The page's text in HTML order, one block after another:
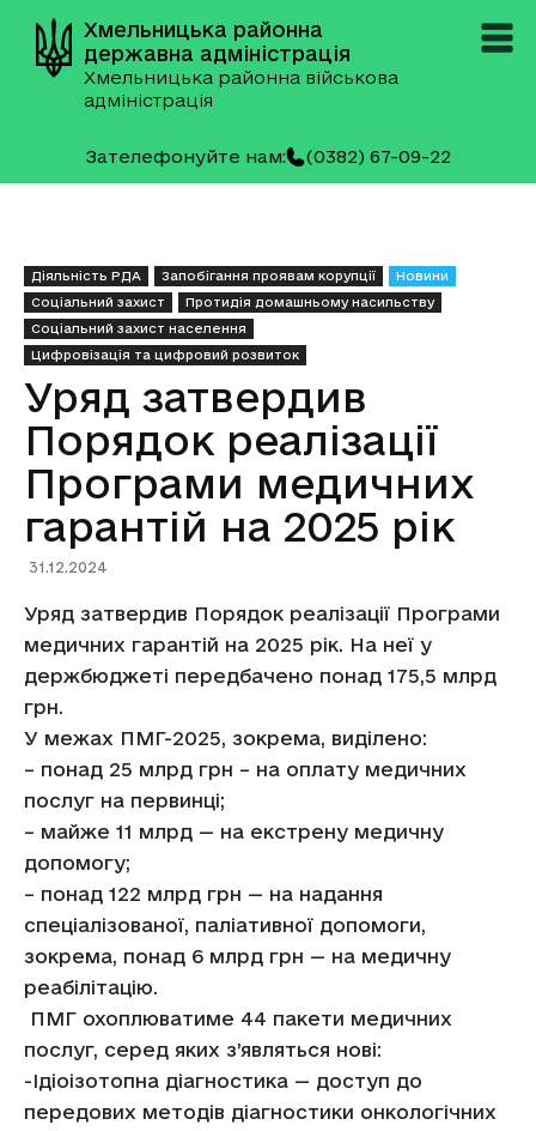
Хмельницька районна
державна адміністрація
Хмельницька районна військова
адміністрація
Зателефонуйте нам: (0382) 67-09-22
Діяльність РДА Запобігання проявам корупції
Новини
Соціальний захист
Протидія домашньому насильству
Соціальний захист населення
Цифровізація та цифровий розвиток
Уряд затвердив
Порядок реалізації
Програми медичних
гарантій на 2025 рік
31.12.2024
Уряд затвердив Порядок реалізації Програми
медичних гарантій на 2025 рік. На неї у
держбюджеті передбачено понад 175,5 млрд
грн.
У межах ПМГ-2025, зокрема, виділено:
– понад 25 млрд грн – на оплату медичних
послуг на первинці;
– майже 11 млрд — на екстрену медичну
допомогу;
– понад 122 млрд грн — на надання
спеціалізованої, паліативної допомоги,
зокрема, понад 6 млрд грн — на медичну
реабілітацію.
ПМГ охоплюватиме 44 пакети медичних
послуг, серед яких з’являться нові:
-Ідіоізотопна діагностика — доступ до
передових методів діагностики онкологічних